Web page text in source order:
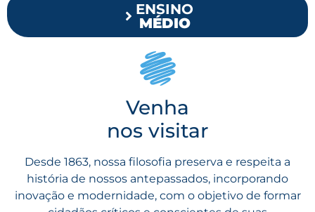
ENSINO
MÉDIO
Venha
nos visitar
Desde 1863, nossa filosofia preserva e respeita a
história de nossos antepassados, incorporando
inovação e modernidade, com o objetivo de formar